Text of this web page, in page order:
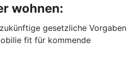
wohnen:
gesetzliche Vorgaben
fit für kommende